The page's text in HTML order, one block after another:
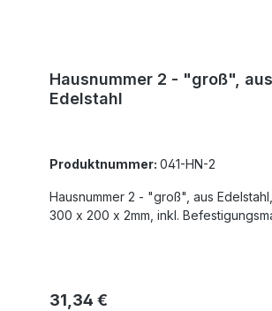
Hausnummer 2 - "groß", aus
Edelstahl
Produktnummer: 041-HN-2
Hausnummer 2 - "groß", aus
300 x 200 x 2mm, inkl.
Regulärer Preis:
31,34 €